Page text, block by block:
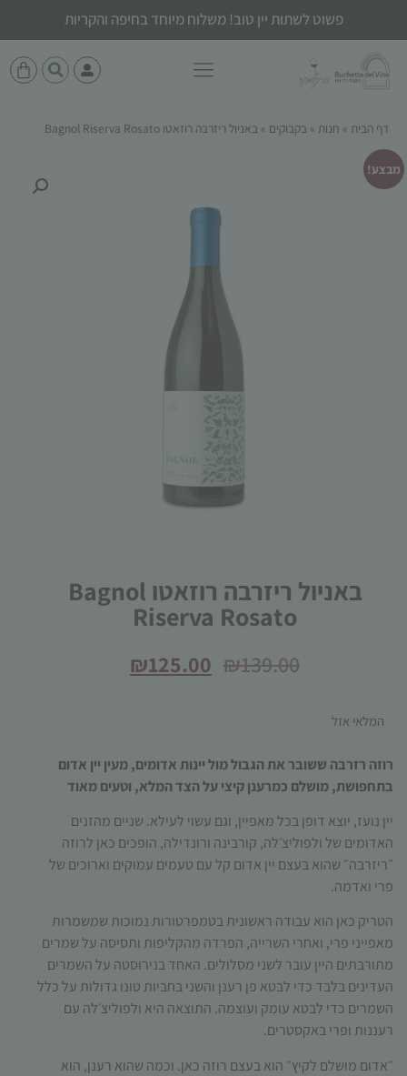
פשוט לשתות יין טוב! משלוח מיוחד בחיפה והקריות
דף הבית » חנות » בקבוקים » באניול ריזרבה רוזאטו Bagnol Riserva Rosato
באניול ריזרבה רוזאטו Bagnol
Riserva Rosato
₪139.00
₪125.00
המלאי אזל
רוזה רזרבה ששובר את הגבול מול יינות אדומים, מעין יין אדום
בתחפושת, מושלם כמרענן קיצי על הצד המלא, וטעים מאוד
יין נועז, יוצא דופן בכל מאפיין, וגם עשוי לעילא. שניים מהזנים
האדומים של ולפוליצ׳לה, קורבינה ורונדילה, הופכים כאן לרוזה
״ריזרבה״ שהוא בעצם יין אדום קל עם טעמים עמוקים וארוכים של
פרי ואדמה.
הטריק כאן הוא עבודה ראשונית בטמפרטורות נמוכות שמשמרות
מאפייני פרי, ואחרי השרייה, הפרדה מהקליפות ותסיסה על שמרים
מתורבתים היין עובר לשני מסלולים. האחד בנירוסטה על השמרים
העדינים בלבד כדי לבטא פן רענן והשני בחביות טונו גדולות על כלל
השמרים כדי לבטא עומק ועוצמה. התוצאה היא ולפוליצ׳לה עם
רעננות ופרי באקסטרים.
״אדום מושלם לקיץ״ הוא בעצם רוזה כאן. וכמה שהוא רענן, הוא
מבצע!
קובצי
Cookie
אלו אינם
הם נדרשים
סטטיסטיקות
כדי שנוכל
תפקוד האתר
ומבנהו,
בהתבסס על
חוויית
משתמש
כדי שהאתר
מיטבית